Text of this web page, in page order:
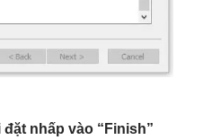
“Next>”
nhấp vào “Finish”